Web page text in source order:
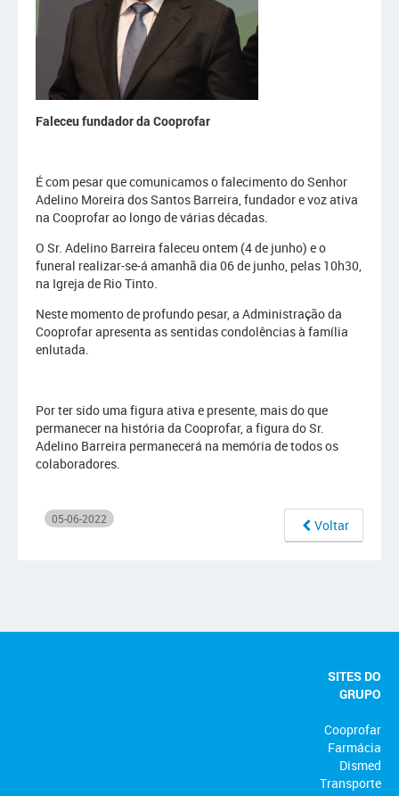
Faleceu fundador da Cooprofar
É com pesar que comunicamos o falecimento do Senhor
Adelino Moreira dos Santos Barreira, fundador e voz ativa
na Cooprofar ao longo de várias décadas.
O Sr. Adelino Barreira faleceu ontem (4 de junho) e o
funeral realizar-se-á amanhã dia 06 de junho, pelas 10h30,
na Igreja de Rio Tinto.
Neste momento de profundo pesar, a Administração da
Cooprofar apresenta as sentidas condolências à família
enlutada.
Por ter sido uma figura ativa e presente, mais do que
permanecer na história da Cooprofar, a figura do Sr.
Adelino Barreira permanecerá na memória de todos os
colaboradores.
05-06-2022 Voltar
SITES DO
GRUPO
Cooprofar
Farmácia
Dismed
Transporte